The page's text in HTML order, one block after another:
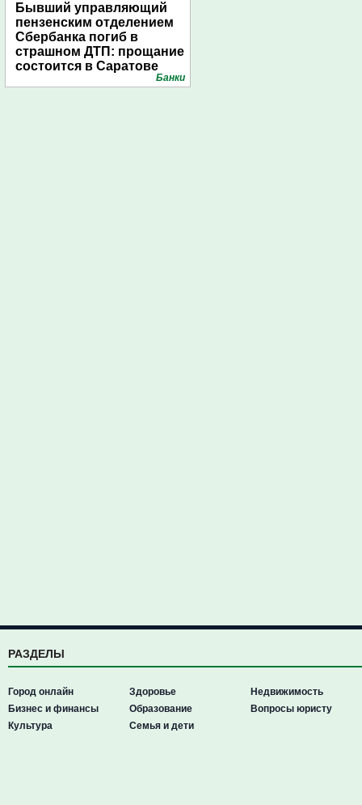
Бывший управляющий
пензенским отделением
Сбербанка погиб в
страшном ДТП: прощание
состоится в Саратове
Банки
РАЗДЕЛЫ
Город онлайн
Бизнес и финансы
Культура
Здоровье
Образование
Семья и дети
Недвижимость
Вопросы юристу